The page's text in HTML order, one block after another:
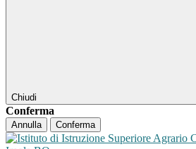
Chiudi
Conferma
Annulla Conferma